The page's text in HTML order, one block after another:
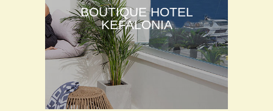
BOUTIQUE HOTEL
KEFALONIA